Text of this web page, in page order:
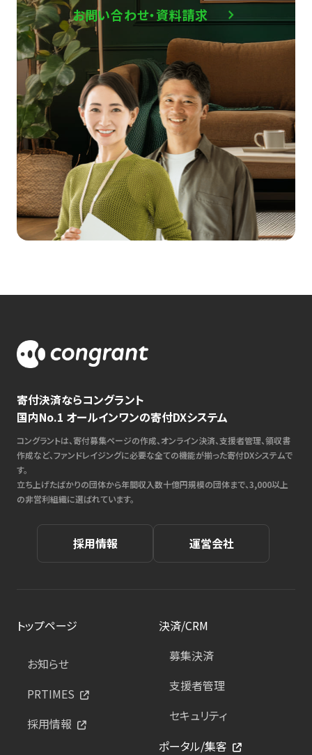
お問い合わせ・資料請求
寄付決済ならコングラント
国内No.1 オールインワンの寄付DXシステム
コングラントは、寄付募集ページの作成、オンライン決済、支援者管理、領収書
作成など、ファンドレイジングに必要な全ての機能が揃った寄付DXシステムで
す。
立ち上げたばかりの団体から年間収入数十億円規模の団体まで、3,000以上
の非営利組織に選ばれています。
採用情報 運営会社
トップページ
お知らせ
PRTIMES
採用情報
決済/CRM
募集決済
支援者管理
セキュリティ
ポータル/集客